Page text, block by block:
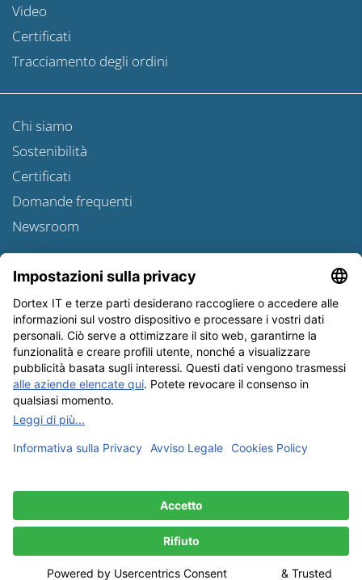
Video
Certificati
Tracciamento degli ordini
Chi siamo
Sostenibilità
Certificati
Domande frequenti
Newsroom
Informativa sulle spedizioni
Newsletter
Tutela dei dati
Condizioni Generali
Editoriale
I nostri metodi di pagamento: